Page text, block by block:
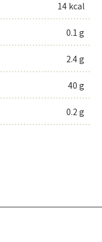
14 kcal
0.1 g
2.4 g
40 g
0.2 g